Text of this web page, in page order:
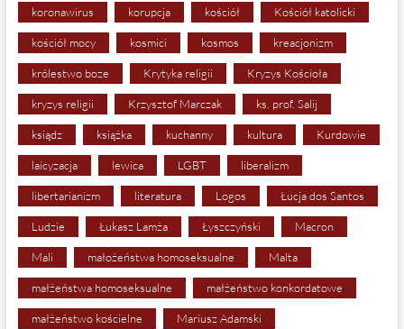
koronawirus korupcja kościół Kościół katolicki
kościół mocy kosmici kosmos kreacjonizm
królestwo boze Krytyka religii Kryzys Kościoła
kryzys religii Krzysztof Marczak ks. prof. Salij
ksiądz książka kuchanny kultura Kurdowie
laicyzacja lewica LGBT liberalizm
libertarianizm literatura Logos Łucja dos Santos
Ludzie Łukasz Lamża Łyszczyński Macron
Mali małożeństwa homoseksualne Malta
małżeństwa homoseksualne małżeństwo konkordatowe
małżeństwo kościelne Mariusz Adamski